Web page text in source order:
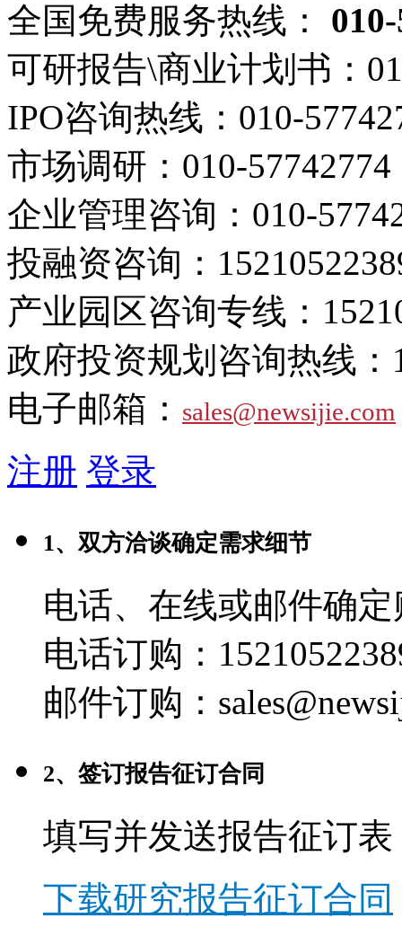
全国免费服务热线：
可研报告\商业计划书：
IPO咨询热线： 010-
市场调研： 010-57742774
企业管理咨询： 010-
投融资咨询：
产业园区咨询专线：
政府投资规划咨询热线：
电子邮箱： sales@newsijie.com
注册 登录
1、双方洽谈确定需求细节
电话、在线或邮件确
电话订购：
邮件订购：
2、签订报告征订合同
填写并发送报告征订表
下载研究报告征订合同